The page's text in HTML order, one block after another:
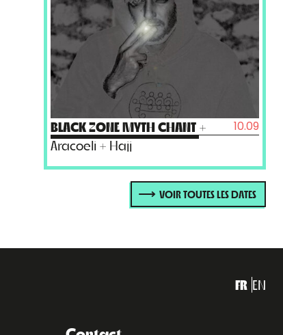
BLACK ZONE MYTH CHANT +
Aracoeli + Hajj
10.09
VOIR TOUTES LES DATES
FR EN